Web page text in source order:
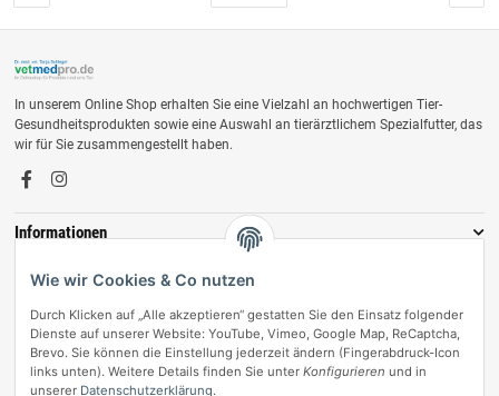
In unserem Online Shop erhalten Sie eine Vielzahl an hochwertigen Tier-
Gesundheitsprodukten sowie eine Auswahl an tierärztlichem Spezialfutter, das
wir für Sie zusammengestellt haben.
Informationen
Zahlungsmöglichkeiten
Wie wir Cookies & Co nutzen
Durch Klicken auf „Alle akzeptieren“ gestatten Sie den Einsatz folgender
Dienste auf unserer Website: YouTube, Vimeo, Google Map, ReCaptcha,
Brevo. Sie können die Einstellung jederzeit ändern (Fingerabdruck-Icon
links unten). Weitere Details finden Sie unter Konfigurieren und in
unserer Datenschutzerklärung.